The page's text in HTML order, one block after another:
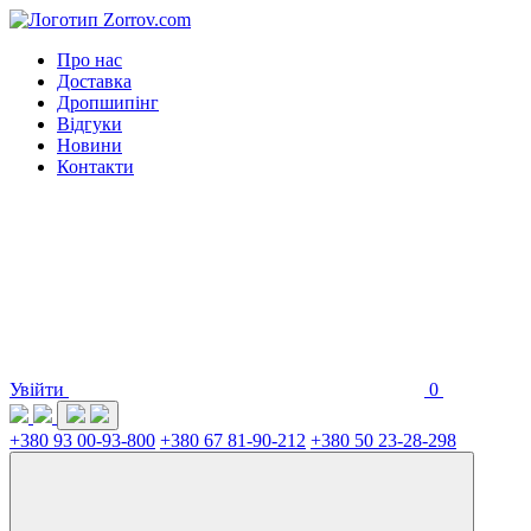
Про нас
Доставка
Дропшипінг
Відгуки
Новини
Контакти
Увійти 0
+380 93 00-93-800 +380 67 81-90-212 +380 50 23-28-298